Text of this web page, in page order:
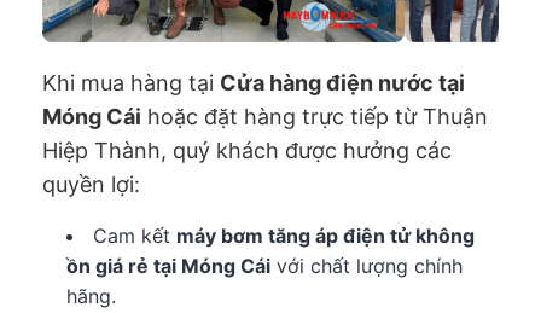
Khi mua hàng tại Cửa hàng điện nước tại
Móng Cái hoặc đặt hàng trực tiếp từ Thuận
Hiệp Thành, quý khách được hưởng các
quyền lợi:
Cam kết máy bơm tăng áp điện tử không
ồn giá rẻ tại Móng Cái với chất lượng chính
hãng.